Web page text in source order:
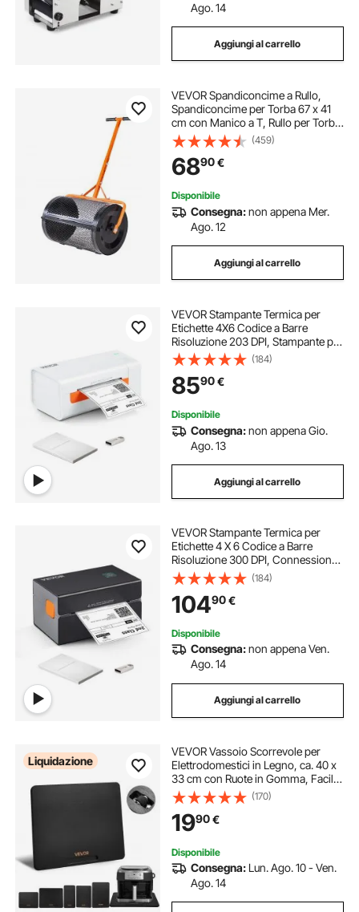
Ago. 14
Aggiungi al carrello
VEVOR Spandiconcime a Rullo,
Spandiconcime per Torba 67 x 41
cm con Manico a T, Rullo per Torba
da Giardino in Acciaio Verniciato
Regolabile in 3 Altezze, per Semi di
Erba per Piantare e Seminare
(459)
6890€
Disponibile
Consegna:non appena Mer.
Ago. 12
Aggiungi al carrello
VEVOR Stampante Termica per
Etichette 4X6 Codice a Barre
Risoluzione 203 DPI, Stampante per
Etichette Velocità da 150 mm/s
Compatibile a Sistema
Windows/MAC
OS/Linux/Chromebook,
Etichettatrice Termica
(184)
8590€
Disponibile
Consegna:non appena Gio.
Ago. 13
Aggiungi al carrello
VEVOR Stampante Termica per
Etichette 4 X 6 Codice a Barre
Risoluzione 300 DPI, Connessione
USB / Bluetooth, Etichettatrice
Termica 150 mm/s Compatibile a
IOS/Android/Windows/MAC
OS/Linux/Chromebook
(184)
10490€
Disponibile
Consegna:non appena Ven.
Ago. 14
Aggiungi al carrello
Liquidazione
VEVOR Vassoio Scorrevole per
Elettrodomestici in Legno, ca. 40 x
33 cm con Ruote in Gomma, Facile
da Pulire, Vassoio Scorrevole per
Macchina da Caffè Miscelatore da
Cucina, Piano di Lavoro, Nero
(170)
1990€
Disponibile
Consegna: Lun. Ago. 10 - Ven.
Ago. 14